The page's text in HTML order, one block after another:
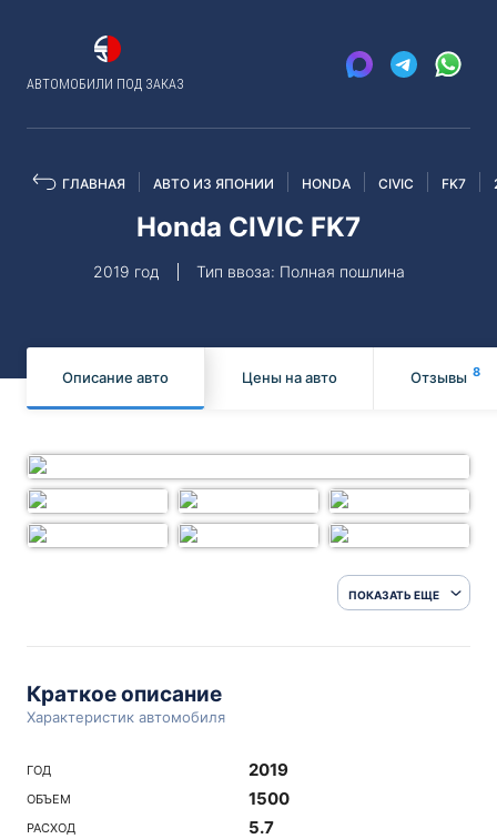
АВТОМОБИЛИ ПОД ЗАКАЗ
ГЛАВНАЯ АВТО ИЗ ЯПОНИИ HONDA CIVIC FK7
Honda CIVIC FK7
2019 год Тип ввоза: Полная пошлина
Описание авто Цены на авто Отзывы 8
ПОКАЗАТЬ ЕЩЕ
Краткое описание
Характеристик автомобиля
ГОД 2019
ОБЪЕМ 1500
РАСХОД 5.7